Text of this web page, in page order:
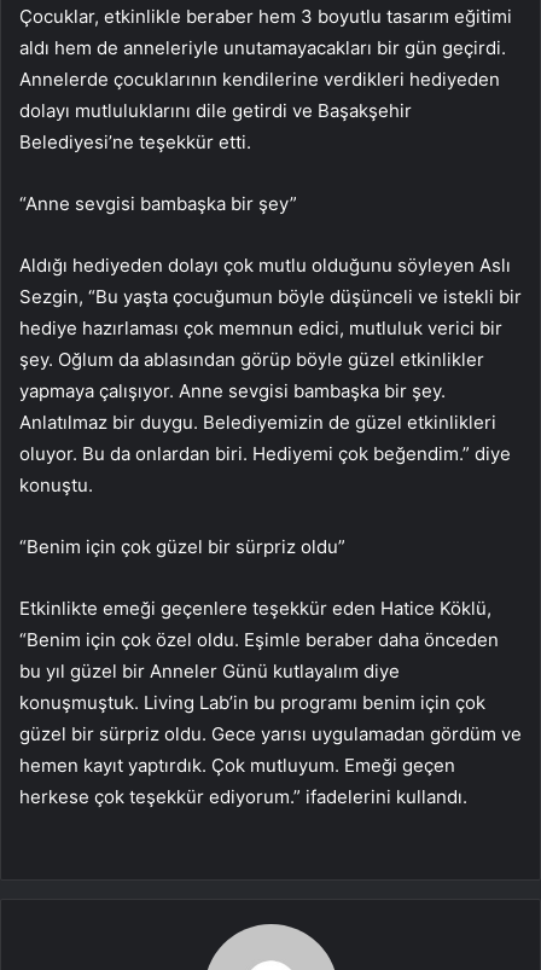
Çocuklar, etkinlikle beraber hem 3 boyutlu tasarım eğitimi
aldı hem de anneleriyle unutamayacakları bir gün geçirdi.
Annelerde çocuklarının kendilerine verdikleri hediyeden
dolayı mutluluklarını dile getirdi ve Başakşehir
Belediyesi’ne teşekkür etti.
“Anne sevgisi bambaşka bir şey”
Aldığı hediyeden dolayı çok mutlu olduğunu söyleyen Aslı
Sezgin, “Bu yaşta çocuğumun böyle düşünceli ve istekli bir
hediye hazırlaması çok memnun edici, mutluluk verici bir
şey. Oğlum da ablasından görüp böyle güzel etkinlikler
yapmaya çalışıyor. Anne sevgisi bambaşka bir şey.
Anlatılmaz bir duygu. Belediyemizin de güzel etkinlikleri
oluyor. Bu da onlardan biri. Hediyemi çok beğendim.” diye
konuştu.
“Benim için çok güzel bir sürpriz oldu”
Etkinlikte emeği geçenlere teşekkür eden Hatice Köklü,
“Benim için çok özel oldu. Eşimle beraber daha önceden
bu yıl güzel bir Anneler Günü kutlayalım diye
konuşmuştuk. Living Lab’in bu programı benim için çok
güzel bir sürpriz oldu. Gece yarısı uygulamadan gördüm ve
hemen kayıt yaptırdık. Çok mutluyum. Emeği geçen
herkese çok teşekkür ediyorum.” ifadelerini kullandı.